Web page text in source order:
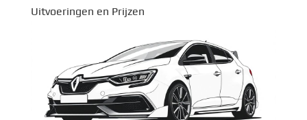
Uitvoeringen en Prijzen